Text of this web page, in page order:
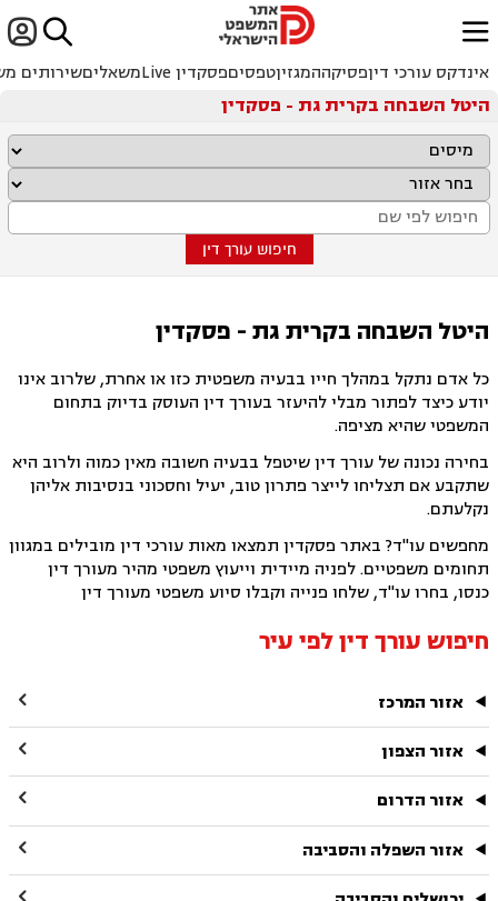

ﱐ
אינדקס עורכי דיןפסיקההמגזיןטפסיםפסקדין Live משאליםשירותים
היטל השבחה בקרית גת - פסקדין
חיפוש עורך דין
היטל השבחה בקרית גת - פסקדין
כל אדם נתקל במהלך חייו בבעיה משפטית כזו או אחרת, שלרוב אינו
יודע כיצד לפתור מבלי להיעזר בעורך דין העוסק בדיוק בתחום
המשפטי שהיא מציפה.
בחירה נכונה של עורך דין שיטפל בבעיה חשובה מאין כמוה ולרוב היא
שתקבע אם תצליחו לייצר פתרון טוב, יעיל וחסכוני בנסיבות אליהן
נקלעתם.
מחפשים עו"ד? באתר פסקדין תמצאו מאות עורכי דין מובילים במגוון
תחומים משפטיים. לפניה מיידית וייעוץ משפטי מהיר מעורך דין
כנסו, בחרו עו"ד, שלחו פנייה וקבלו סיוע משפטי מעורך דין
חיפוש עורך דין לפי עיר
אזור המרכז 
אזור הצפון 
אזור הדרום 
אזור השפלה והסביבה 
